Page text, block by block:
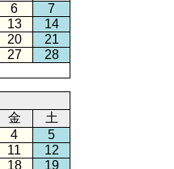
6
7
13
14
20
21
27
28
金
土
4
5
11
12
18
19